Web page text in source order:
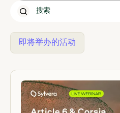
全部
线下
按需
即将举办的活动